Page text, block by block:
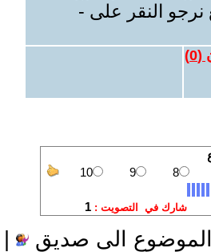
نرجو النقر على -
(
0
)
الى صديق